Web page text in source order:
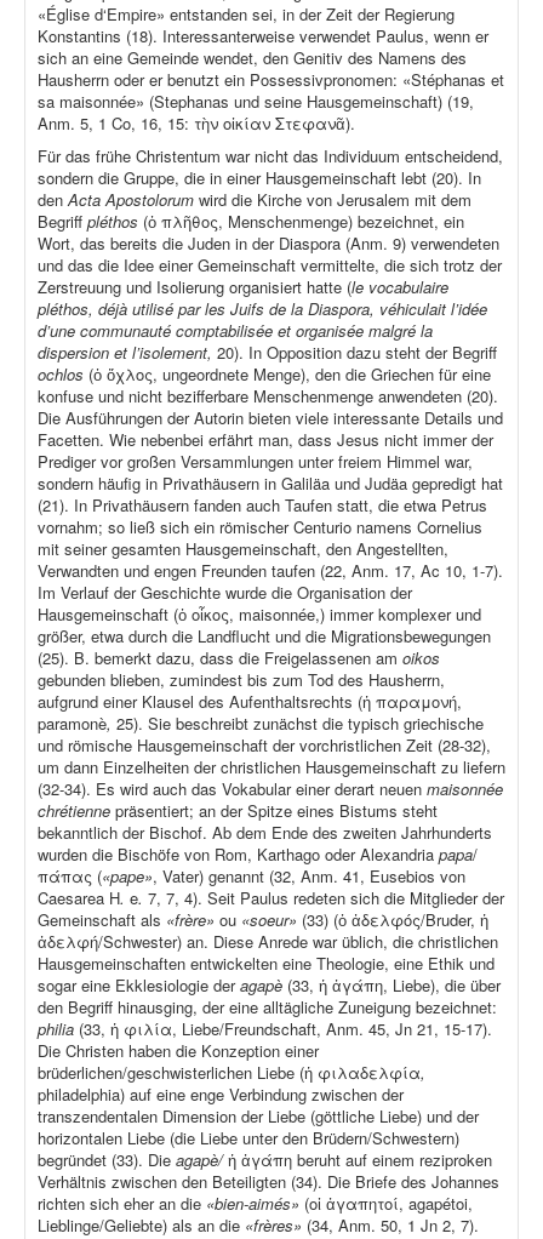
«Église d‘Empire» entstanden sei, in der Zeit der Regierung
Konstantins (18). Interessanterweise verwendet Paulus, wenn er
sich an eine Gemeinde wendet, den Genitiv des Namens des
Hausherrn oder er benutzt ein Possessivpronomen: «Stéphanas et
sa maisonnée» (Stephanas und seine Hausgemeinschaft) (19,
Anm. 5, 1 Co, 16, 15: τὴν οἰκίαν Στεφανᾶ).
Für das frühe Christentum war nicht das Individuum entscheidend,
sondern die Gruppe, die in einer Hausgemeinschaft lebt (20). In
denActa Apostolorum wird die Kirche von Jerusalem mit dem
Begriff pléthos (ὁ πλῆθος, Menschenmenge) bezeichnet, ein
Wort, das bereits die Juden in der Diaspora (Anm. 9) verwendeten
und das die Idee einer Gemeinschaft vermittelte, die sich trotz der
Zerstreuung und Isolierung organisiert hatte (le vocabulaire
pléthos, déjà utilisé par les Juifs de la Diaspora, véhiculait l’idée
d’une communauté comptabilisée et organisée malgré la
dispersion et l’isolement, 20). In Opposition dazu steht der Begriff
ochlos (ὁ ὄχλος, ungeordnete Menge), den die Griechen für eine
konfuse und nicht bezifferbare Menschenmenge anwendeten (20).
Die Ausführungen der Autorin bieten viele interessante Details und
Facetten. Wie nebenbei erfährt man, dass Jesus nicht immer der
Prediger vor großen Versammlungen unter freiem Himmel war,
sondern häufig in Privathäusern in Galiläa und Judäa gepredigt hat
(21). In Privathäusern fanden auch Taufen statt, die etwa Petrus
vornahm; so ließ sich ein römischer Centurio namens Cornelius
mit seiner gesamten Hausgemeinschaft, den Angestellten,
Verwandten und engen Freunden taufen (22, Anm. 17, Ac 10, 1-7).
Im Verlauf der Geschichte wurde die Organisation der
Hausgemeinschaft (ὁ οἶκος, maisonnée,) immer komplexer und
größer, etwa durch die Landflucht und die Migrationsbewegungen
(25). B. bemerkt dazu, dass die Freigelassenen am oikos
gebunden blieben, zumindest bis zum Tod des Hausherrn,
aufgrund einer Klausel des Aufenthaltsrechts (ἡ παραμονή,
paramonè, 25). Sie beschreibt zunächst die typisch griechische
und römische Hausgemeinschaft der vorchristlichen Zeit (28-32),
um dann Einzelheiten der christlichen Hausgemeinschaft zu liefern
(32-34). Es wird auch das Vokabular einer derart neuen maisonnée
chrétienne präsentiert; an der Spitze eines Bistums steht
bekanntlich der Bischof. Ab dem Ende des zweiten Jahrhunderts
wurden die Bischöfe von Rom, Karthago oder Alexandria papa/
πάπας («pape», Vater) genannt (32, Anm. 41, Eusebios von
Caesarea H. e. 7, 7, 4). Seit Paulus redeten sich die Mitglieder der
Gemeinschaft als «frère» ou «soeur» (33) (ὁ ἀδελφός/Bruder, ἡ
ἀδελφή/Schwester) an. Diese Anrede war üblich, die christlichen
Hausgemeinschaften entwickelten eine Theologie, eine Ethik und
sogar eine Ekklesiologie deragapè (33, ἡ ἀγάπη, Liebe), die über
den Begriff hinausging, der eine alltägliche Zuneigung bezeichnet:
philia (33, ἡ φιλία, Liebe/Freundschaft, Anm. 45, Jn 21, 15-17).
Die Christen haben die Konzeption einer
brüderlichen/geschwisterlichen Liebe (ἡ φιλαδελφία,
philadelphia) auf eine enge Verbindung zwischen der
transzendentalen Dimension der Liebe (göttliche Liebe) und der
horizontalen Liebe (die Liebe unter den Brüdern/Schwestern)
begründet (33). Die agapè/ἡ ἀγάπη beruht auf einem reziproken
Verhältnis zwischen den Beteiligten (34). Die Briefe des Johannes
richten sich eher an die «bien-aimés» (οἱ ἀγαπητοί, agapétoi,
Lieblinge/Geliebte) als an die «frères» (34, Anm. 50, 1 Jn 2, 7).